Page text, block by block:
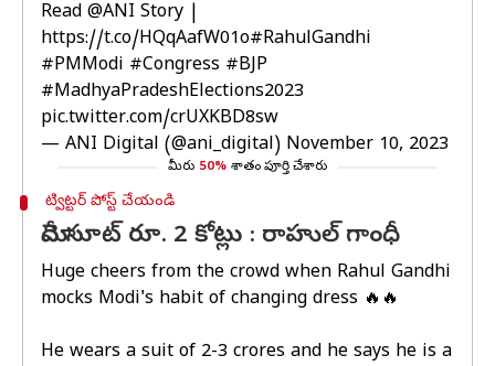
Read @ANI Story |
https://t.co/HQqAafW01o#RahulGandhi
#PMModi #Congress #BJP
#MadhyaPradeshElections2023
pic.twitter.com/crUXKBD8sw
— ANI Digital (@ani_digital) November 10, 2023
మీరు 50% శాతం పూర్తి చేశారు
ట్విట్టర్ పోస్ట్ చేయండి
మోదీ సూట్ రూ. 2 కోట్లు : రాహుల్ గాంధీ
Huge cheers from the crowd when Rahul Gandhi
mocks Modi's habit of changing dress 🔥🔥
He wears a suit of ₹2-3 crores and he says he is a